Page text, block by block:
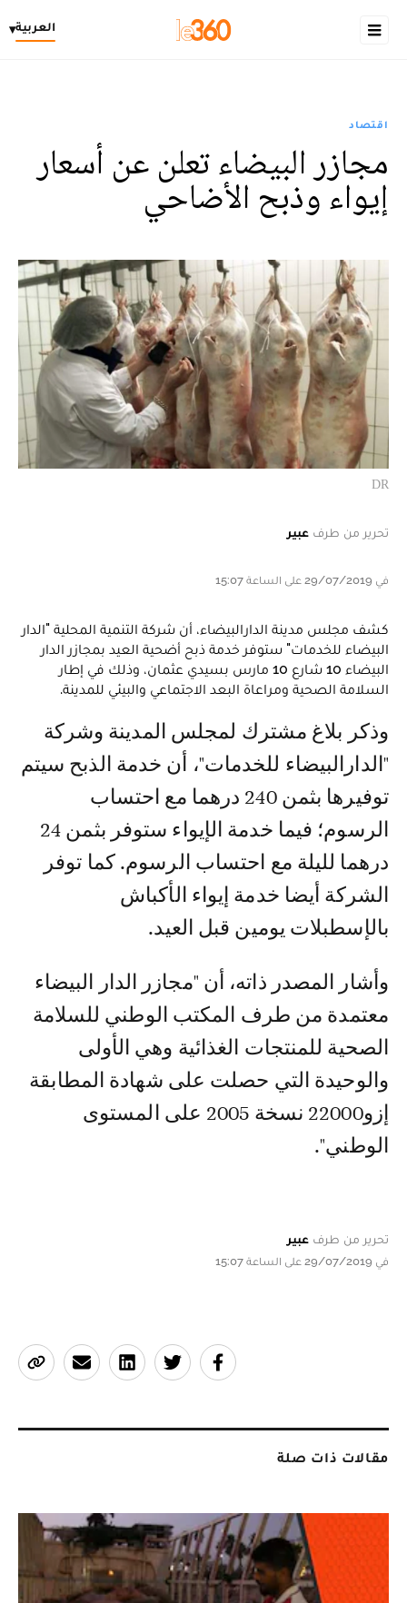
العربية▾
اقتصاد
مجازر البيضاء تعلن عن أسعار
إيواء وذبح الأضاحي
DR
تحرير من طرف عبير
في 29/07/2019 على الساعة 15:07
كشف مجلس مدينة الدارالبيضاء، أن شركة التنمية المحلية "الدار
البيضاء للخدمات" ستوفر خدمة ذبح أضحية العيد بمجازر الدار
البيضاء 10 شارع 10 مارس بسيدي عثمان، وذلك في إطار
السلامة الصحية ومراعاة البعد الاجتماعي والبيئي للمدينة.
وذكر بلاغ مشترك لمجلس المدينة وشركة
"الدارالبيضاء للخدمات"، أن خدمة الذبح سيتم
توفيرها بثمن 240 درهما مع احتساب
الرسوم؛ فيما خدمة الإيواء ستوفر بثمن 24
درهما لليلة مع احتساب الرسوم. كما توفر
الشركة أيضا خدمة إيواء الأكباش
بالإسطبلات يومين قبل العيد.
وأشار المصدر ذاته، أن "مجازر الدار البيضاء
معتمدة من طرف المكتب الوطني للسلامة
الصحية للمنتجات الغذائية وهي الأولى
والوحيدة التي حصلت على شهادة المطابقة
إزو22000 نسخة 2005 على المستوى
الوطني".
تحرير من طرف عبير
في 29/07/2019 على الساعة 15:07
مقالات ذات صلة